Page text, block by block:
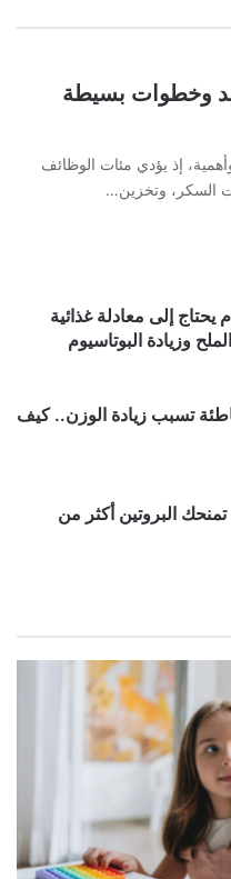
وخطوات بسيطة
إذ يؤدي مئات الوظائف
السكر، وتخزين…
إلى معادلة غذائية
وزيادة البوتاسيوم
تسبب زيادة الوزن.. كيف
تمنحك البروتين أكثر من